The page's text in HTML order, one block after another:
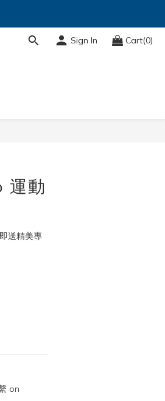
Sign In Cart(0)
運動
送精美專
on